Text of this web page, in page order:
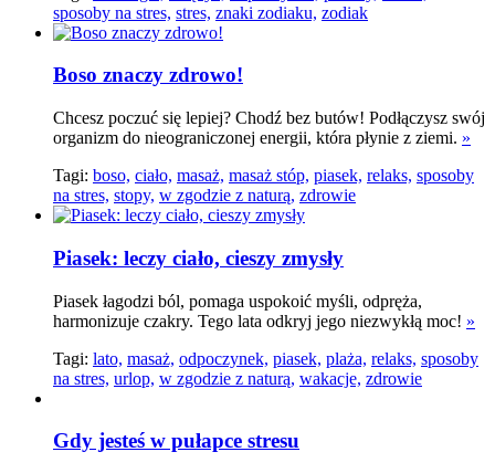
sposoby na stres, stres, znaki zodiaku, zodiak
Boso znaczy zdrowo!
Chcesz poczuć się lepiej? Chodź bez butów! Podłączysz swój
organizm do nieograniczonej energii, która płynie z ziemi. »
Tagi: boso, ciało, masaż, masaż stóp, piasek, relaks, sposoby
na stres, stopy, w zgodzie z naturą, zdrowie
Piasek: leczy ciało, cieszy zmysły
Piasek łagodzi ból, pomaga uspokoić myśli, odpręża,
harmonizuje czakry. Tego lata odkryj jego niezwykłą moc! »
Tagi: lato, masaż, odpoczynek, piasek, plaża, relaks, sposoby
na stres, urlop, w zgodzie z naturą, wakacje, zdrowie
Gdy jesteś w pułapce stresu